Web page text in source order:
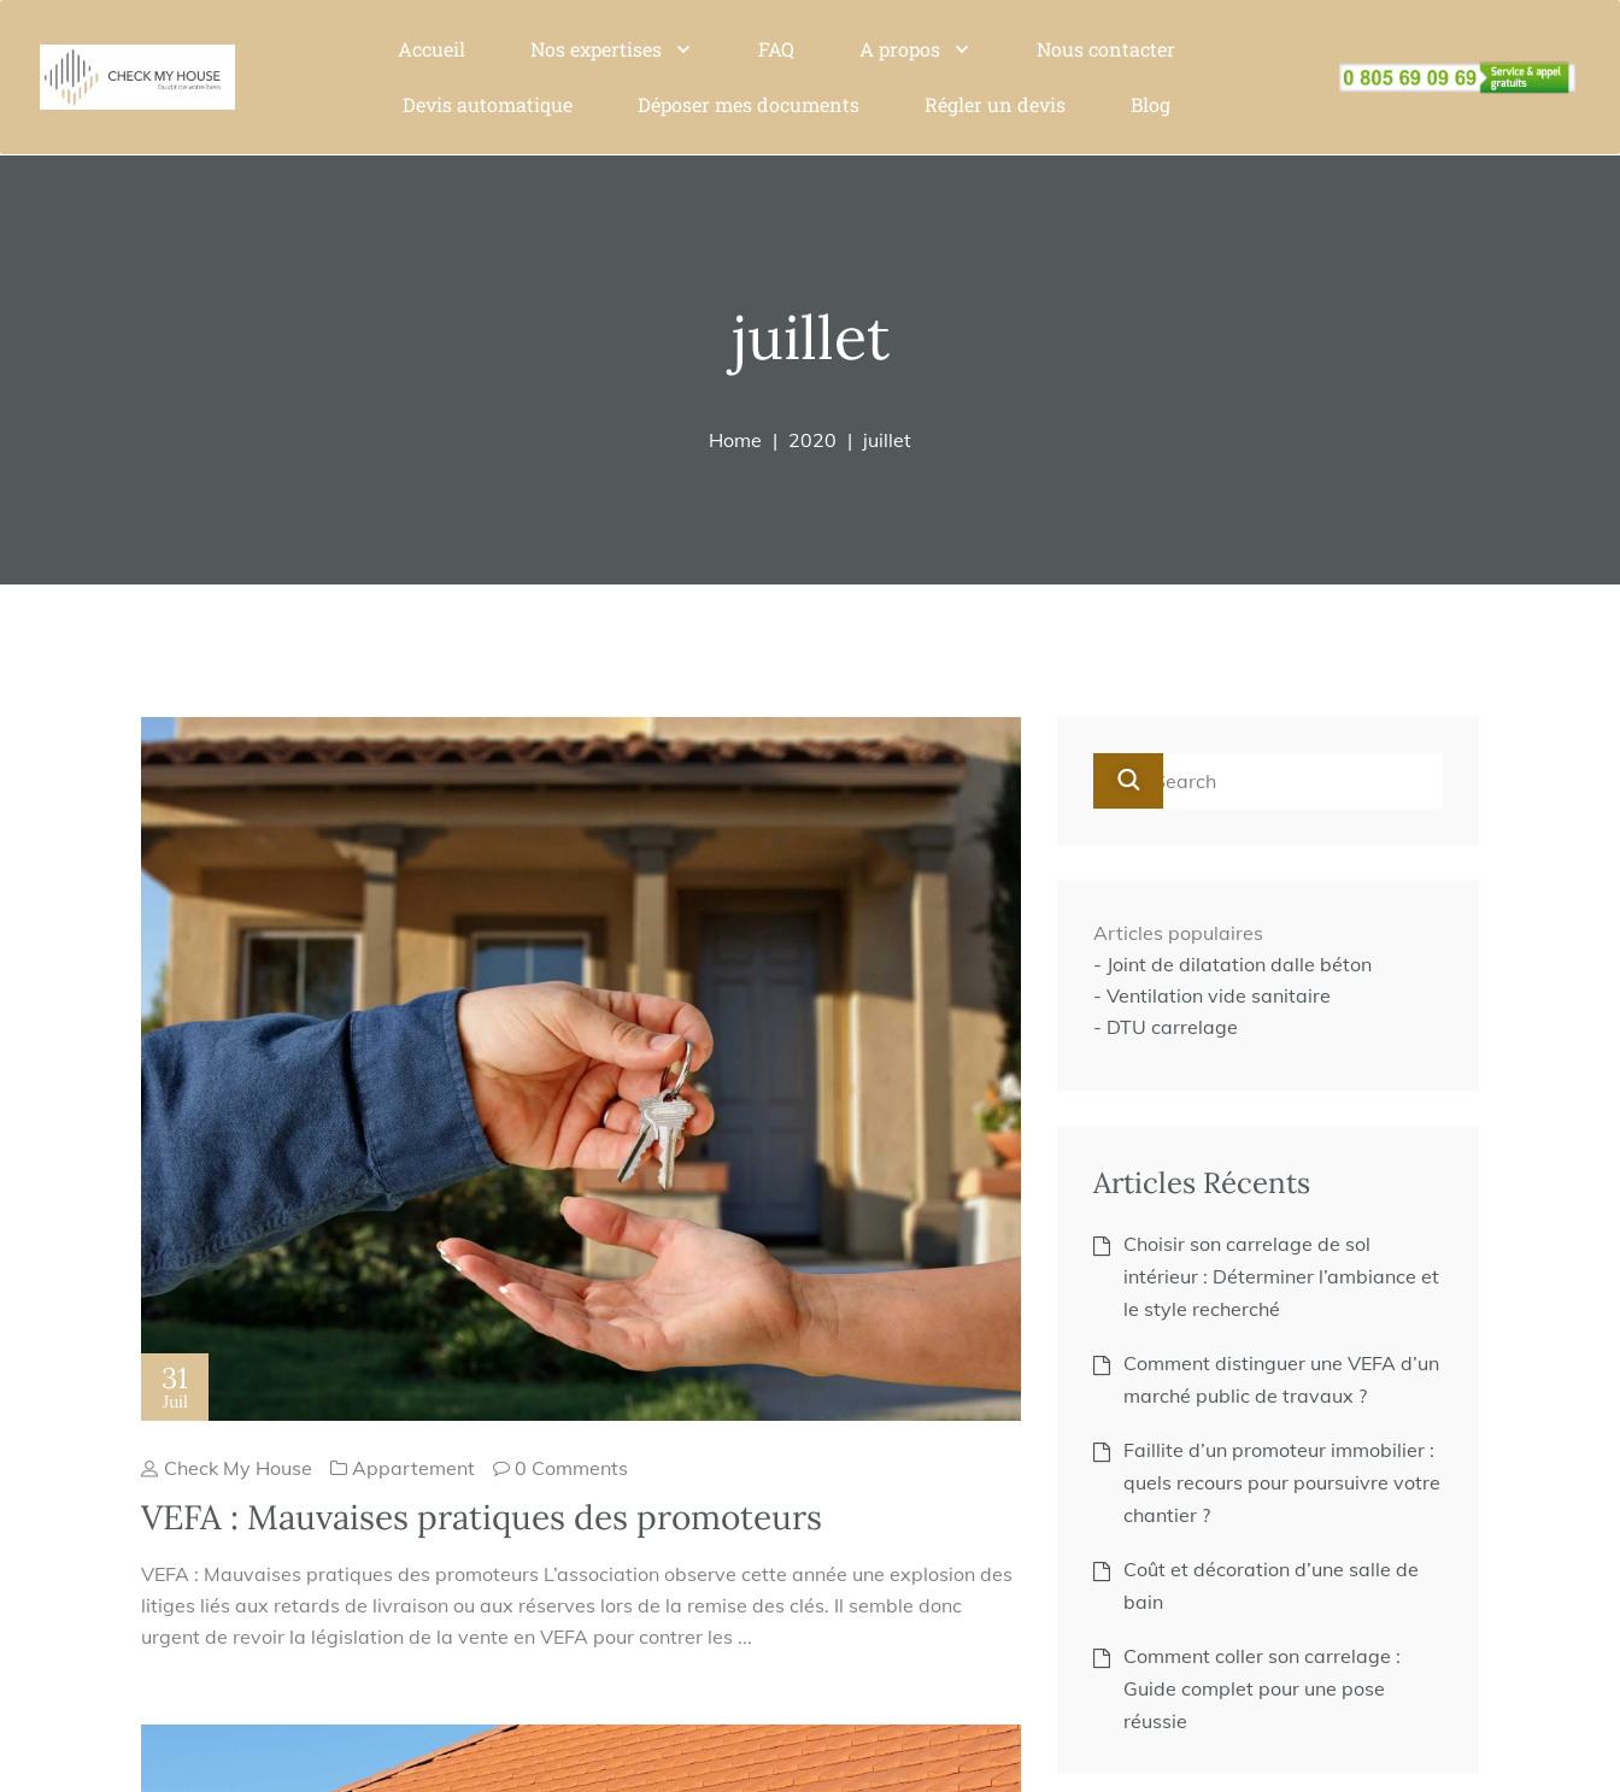
Accueil Nos expertises FAQ A propos Nous contacter
Devis automatique Déposer mes documents Régler un devis Blog
juillet
Home 2020 juillet
31
Juil
Check My House Appartement 0 Comments
VEFA : Mauvaises pratiques des promoteurs
VEFA : Mauvaises pratiques des promoteurs L’association observe cette année une explosion des
litiges liés aux retards de livraison ou aux réserves lors de la remise des clés. Il semble donc
urgent de revoir la législation de la vente en VEFA pour contrer les ...
Articles populaires
- Joint de dilatation dalle béton
- Ventilation vide sanitaire
- DTU carrelage
Articles Récents
Choisir son carrelage de sol
intérieur : Déterminer l’ambiance et
le style recherché
Comment distinguer une VEFA d’un
marché public de travaux ?
Faillite d’un promoteur immobilier :
quels recours pour poursuivre votre
chantier ?
Coût et décoration d’une salle de
bain
Comment coller son carrelage :
Guide complet pour une pose
réussie